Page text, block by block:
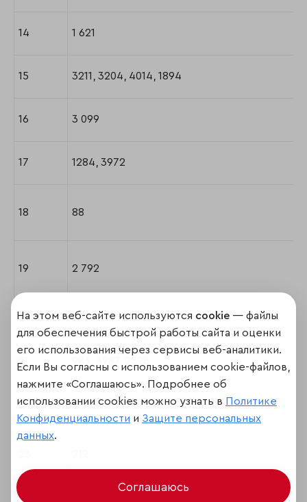
14 1 621
15 3211, 3204, 4014, 1894
16 3 099
17 1284, 3972
18 88
19 2 792
20 2 496
21
22 3 487
На этом веб-сайте используются cookie — файлы
для обеспечения быстрой работы сайта и оценки
его использования через сервисы веб-аналитики.
Если Вы согласны с использованием cookie-файлов,
нажмите «Соглашаюсь». Подробнее об
использовании cookies можно узнать в Политике
Конфиденциальности и Защите персональных
данных.
Соглашаюсь